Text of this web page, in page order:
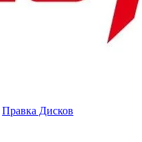
Правка Дисков